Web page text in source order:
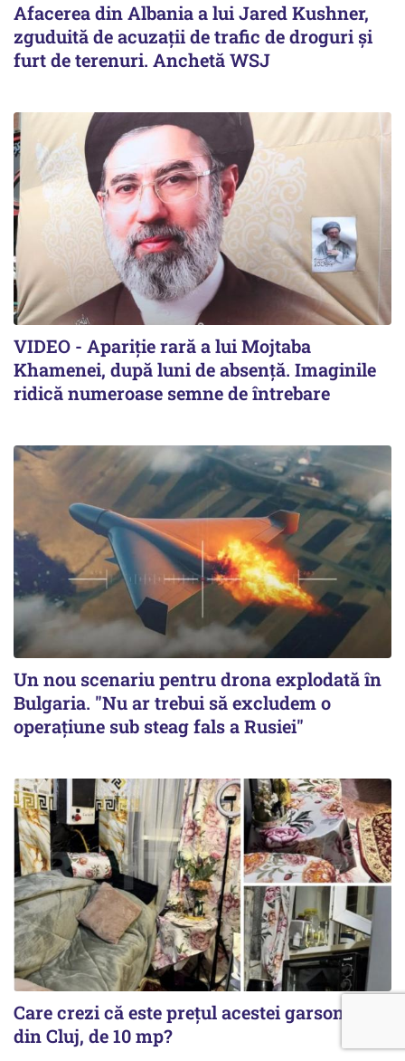
Afacerea din Albania a lui Jared Kushner,
zguduită de acuzații de trafic de droguri și
furt de terenuri. Anchetă WSJ
VIDEO - Apariție rară a lui Mojtaba
Khamenei, după luni de absență. Imaginile
ridică numeroase semne de întrebare
Un nou scenariu pentru drona explodată în
Bulgaria. "Nu ar trebui să excludem o
operațiune sub steag fals a Rusiei"
Care crezi că este prețul acestei garsoniere
din Cluj, de 10 mp?